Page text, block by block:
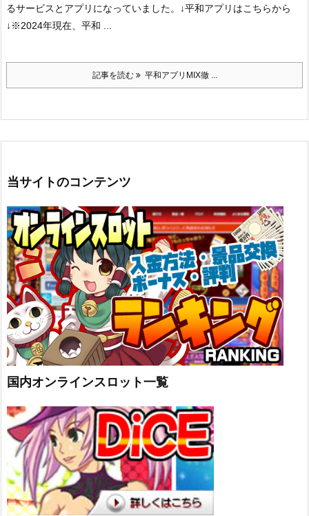
るサービスとアプリになっていました。
↓平和アプリはこちらから
↓ ※2024年現在、平和 ...
記事を読む 平和アプリMIX徹 ...
当サイトのコンテンツ
国内オンラインスロット一覧